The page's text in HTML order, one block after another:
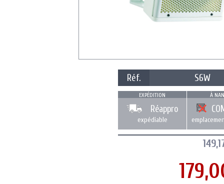
Réf. S6W
EXPÉDITION
Réappro
expédiable
À